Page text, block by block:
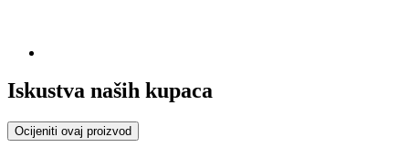
Iskustva naših kupaca
Ocijeniti ovaj proizvod